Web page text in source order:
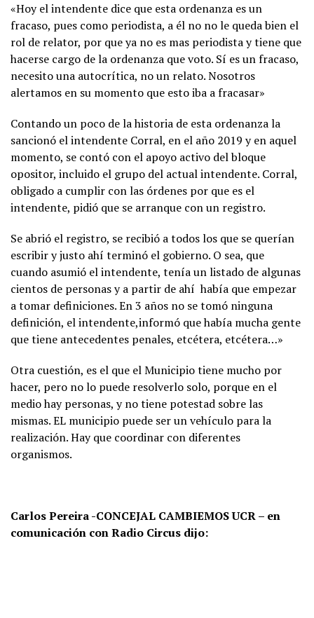
«Hoy el intendente dice que esta ordenanza es un
fracaso, pues como periodista, a él no no le queda bien el
rol de relator, por que ya no es mas periodista y tiene que
hacerse cargo de la ordenanza que voto. Sí es un fracaso,
necesito una autocrítica, no un relato. Nosotros
alertamos en su momento que esto iba a fracasar»
Contando un poco de la historia de esta ordenanza la
sancionó el intendente Corral, en el año 2019 y en aquel
momento, se contó con el apoyo activo del bloque
opositor, incluido el grupo del actual intendente. Corral,
obligado a cumplir con las órdenes por que es el
intendente, pidió que se arranque con un registro.
Se abrió el registro, se recibió a todos los que se querían
escribir y justo ahí terminó el gobierno. O sea, que
cuando asumió el intendente, tenía un listado de algunas
cientos de personas y a partir de ahí había que empezar
a tomar definiciones. En 3 años no se tomó ninguna
definición, el intendente,informó que había mucha gente
que tiene antecedentes penales, etcétera, etcétera…»
Otra cuestión, es el que el Municipio tiene mucho por
hacer, pero no lo puede resolverlo solo, porque en el
medio hay personas, y no tiene potestad sobre las
mismas. EL municipio puede ser un vehículo para la
realización. Hay que coordinar con diferentes
organismos.
Carlos Pereira -CONCEJAL CAMBIEMOS UCR – en
comunicación con Radio Circus dijo: